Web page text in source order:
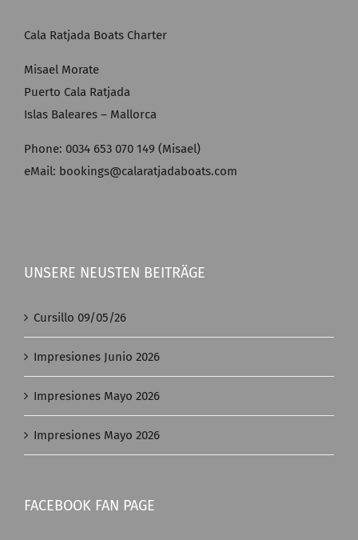
Cala Ratjada Boats Charter
Misael Morate
Puerto Cala Ratjada
Islas Baleares – Mallorca
Phone: 0034 653 070 149 (Misael)
eMail: bookings@calaratjadaboats.com
UNSERE NEUSTEN BEITRÄGE
Cursillo 09/05/26
Impresiones Junio 2026
Impresiones Mayo 2026
Impresiones Mayo 2026
FACEBOOK FAN PAGE